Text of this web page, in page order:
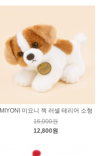
MIYONI 미요니 젝 러셀 테리어 소형
16,000원
12,800원